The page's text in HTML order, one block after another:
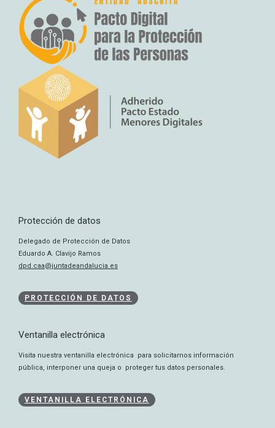
Protección de datos
Delegado de Protección de Datos
Eduardo A. Clavijo Ramos
dpd.caa@juntadeandalucia.es
PROTECCIÓN DE DATOS
Ventanilla electrónica
Visita nuestra ventanilla electrónica para solicitarnos información
pública, interponer una queja o proteger tus datos personales.
VENTANILLA ELECTRÓNICA